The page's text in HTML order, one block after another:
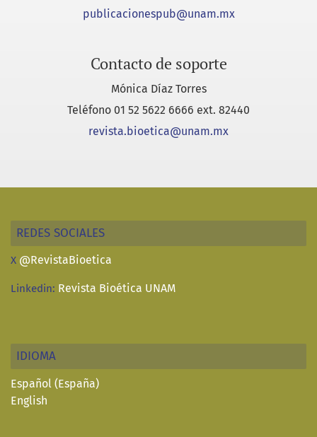
publicacionespub@unam.mx
Contacto de soporte
Mónica Díaz Torres
Teléfono 01 52 5622 6666 ext. 82440
revista.bioetica@unam.mx
REDES SOCIALES
X @RevistaBioetica
Linkedin: Revista Bioética UNAM
IDIOMA
Español (España)
English